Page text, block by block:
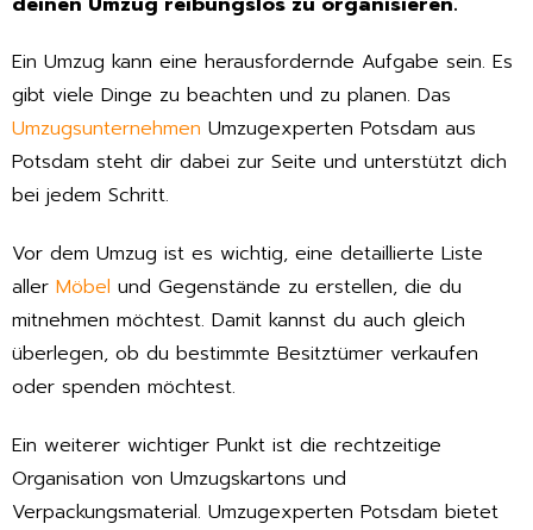
Ein Umzug kann eine herausfordernde Aufgabe sein. Es
gibt viele Dinge zu beachten und zu planen. Das
Umzugsunternehmen Umzugexperten Potsdam aus
Potsdam steht dir dabei zur Seite und unterstützt dich
bei jedem Schritt.
Vor dem Umzug ist es wichtig, eine detaillierte Liste
aller Möbel und Gegenstände zu erstellen, die du
mitnehmen möchtest. Damit kannst du auch gleich
überlegen, ob du bestimmte Besitztümer verkaufen
oder spenden möchtest.
Ein weiterer wichtiger Punkt ist die rechtzeitige
Organisation von Umzugskartons und
Verpackungsmaterial. Umzugexperten Potsdam bietet